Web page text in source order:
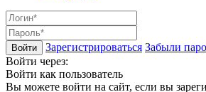
Зарегистрироваться Забыли
Войти через:
Войти как пользователь
Вы можете войти на сайт, если вы